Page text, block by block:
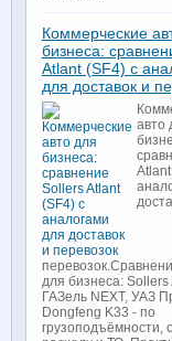
Коммерческие
бизнеса:
Atlant (SF4) с
для доставок и
авто
для бизнеса: Sollers
ГАЗель NEXT, УАЗ
Dongfeng K33 - по
грузоподъёмности,